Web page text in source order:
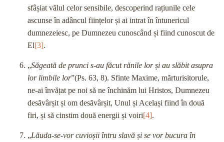
sfâșiat vălul celor sensibile, descoperind rațiunile cele
ascunse în adâncul ființelor și ai intrat în întunericul
dumnezeiesc, pe Dumnezeu cunoscând și fiind cunoscut de
El[3].
„Săgeată de prunci s-au făcut rănile lor și au slăbit asupra
lor limbile lor”(Ps. 63, 8). Sfinte Maxime, mărturisitorule,
ne-ai învățat pe noi să ne închinăm lui Hristos, Dumnezeu
desăvârșit și om desăvârșit, Unul și Același fiind în două
firi, și să cinstim două energii și voiri[4].
„Lăuda-se-vor cuvioșii întru slavă și se vor bucura în